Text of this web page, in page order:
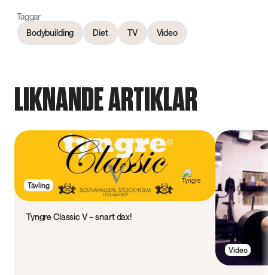
Taggar
Bodybuilding
Diet TV Video
LIKNANDE ARTIKLAR
Tävling
Tyngre Classic V – snart dax!
Video